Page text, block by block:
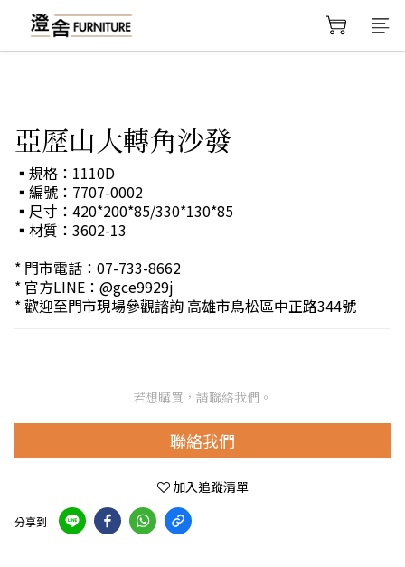
亞歷山大轉角沙發
▪規格：1110D
▪編號：7707-0002
▪尺寸：420*200*85/330*130*85
▪材質：3602-13
* 門市電話：07-733-8662
* 官方LINE：@gce9929j
* 歡迎至門市現場參觀諮詢 高雄市鳥松區中正路344號
若想購買，請聯絡我們。
聯絡我們
加入追蹤清單
分享到